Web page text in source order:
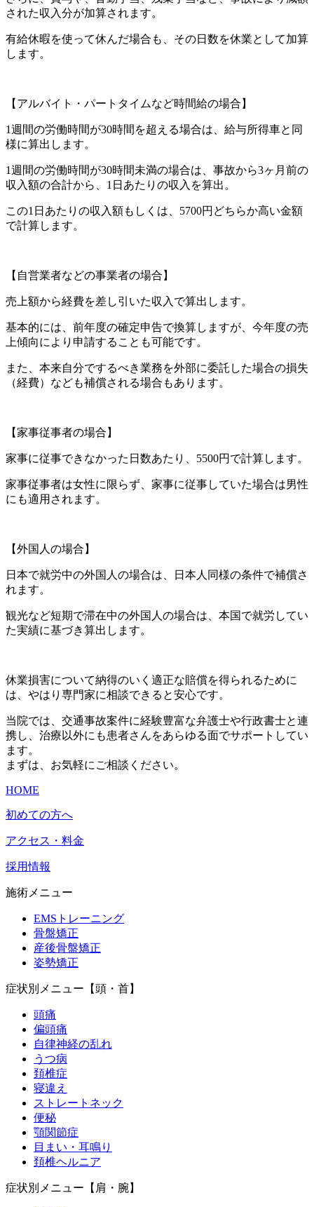
された収入分が加算されます。
有給休暇を使って休んだ場合も、その日数を休業として加算
します。
【アルバイト・パートタイムなど時間給の場合】
1週間の労働時間が30時間を超える場合は、給与所得車と同
様に算出します。
1週間の労働時間が30時間未満の場合は、事故から3ヶ月前の
収入額の合計から、1日あたりの収入を算出。
この1日あたりの収入額もしくは、5700円どちらか高い金額
で計算します。
【自営業者などの事業者の場合】
売上額から経費を差し引いた収入で算出します。
基本的には、前年度の確定申告で換算しますが、今年度の売
上傾向により申請することも可能です。
また、本来自分でするべき業務を外部に委託した場合の損失
（経費）なども補償される場合もあります。
【家事従事者の場合】
家事に従事できなかった日数あたり、5500円で計算します。
家事従事者は女性に限らず、家事に従事していた場合は男性
にも適用されます。
【外国人の場合】
日本で就労中の外国人の場合は、日本人同様の条件で補償さ
れます。
観光など短期で滞在中の外国人の場合は、本国で就労してい
た実績に基づき算出します。
休業損害について納得のいく適正な賠償を得られるために
は、やはり専門家に相談できると安心です。
当院では、交通事故案件に経験豊富な弁護士や行政書士と連
携し、治療以外にも患者さんをあらゆる面でサポートしてい
ます。
まずは、お気軽にご相談ください。
HOME
初めての方へ
アクセス・料金
採用情報
施術メニュー
EMSトレーニング
骨盤矯正
産後骨盤矯正
姿勢矯正
症状別メニュー【頭・首】
頭痛
偏頭痛
自律神経の乱れ
うつ病
頚椎症
寝違え
ストレートネック
便秘
顎関節症
目まい・耳鳴り
頚椎ヘルニア
症状別メニュー【肩・腕】